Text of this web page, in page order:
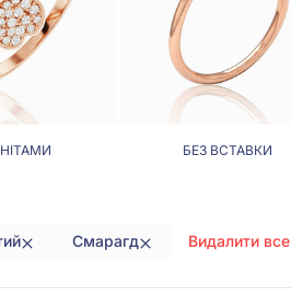
БЕЗ ВСТАВКИ
Смарагд Видалити все